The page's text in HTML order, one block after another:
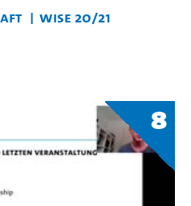
WiSe 20/21
8